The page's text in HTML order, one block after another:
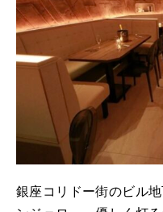
銀座コリドー街のビル